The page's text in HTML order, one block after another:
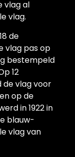
vlag al
vlag.
de
vlag pas op
bestempeld
12
vlag voor
op de
in 1922 in
blauw-
vlag van